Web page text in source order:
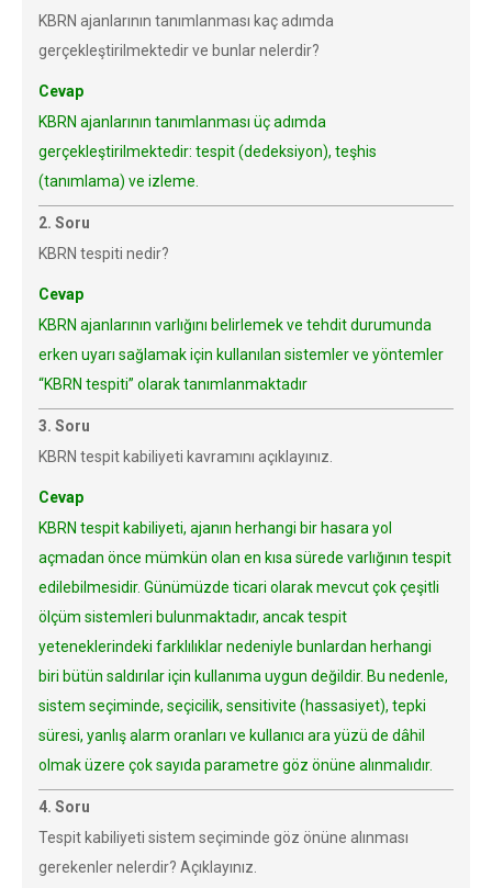
KBRN ajanlarının tanımlanması kaç adımda
gerçekleştirilmektedir ve bunlar nelerdir?
Cevap
KBRN ajanlarının tanımlanması üç adımda
gerçekleştirilmektedir: tespit (dedeksiyon), teşhis
(tanımlama) ve izleme.
2. Soru
KBRN tespiti nedir?
Cevap
KBRN ajanlarının varlığını belirlemek ve tehdit durumunda
erken uyarı sağlamak için kullanılan sistemler ve yöntemler
“KBRN tespiti” olarak tanımlanmaktadır
3. Soru
KBRN tespit kabiliyeti kavramını açıklayınız.
Cevap
KBRN tespit kabiliyeti, ajanın herhangi bir hasara yol
açmadan önce mümkün olan en kısa sürede varlığının tespit
edilebilmesidir. Günümüzde ticari olarak mevcut çok çeşitli
ölçüm sistemleri bulunmaktadır, ancak tespit
yeteneklerindeki farklılıklar nedeniyle bunlardan herhangi
biri bütün saldırılar için kullanıma uygun değildir. Bu nedenle,
sistem seçiminde, seçicilik, sensitivite (hassasiyet), tepki
süresi, yanlış alarm oranları ve kullanıcı ara yüzü de dâhil
olmak üzere çok sayıda parametre göz önüne alınmalıdır.
4. Soru
Tespit kabiliyeti sistem seçiminde göz önüne alınması
gerekenler nelerdir? Açıklayınız.